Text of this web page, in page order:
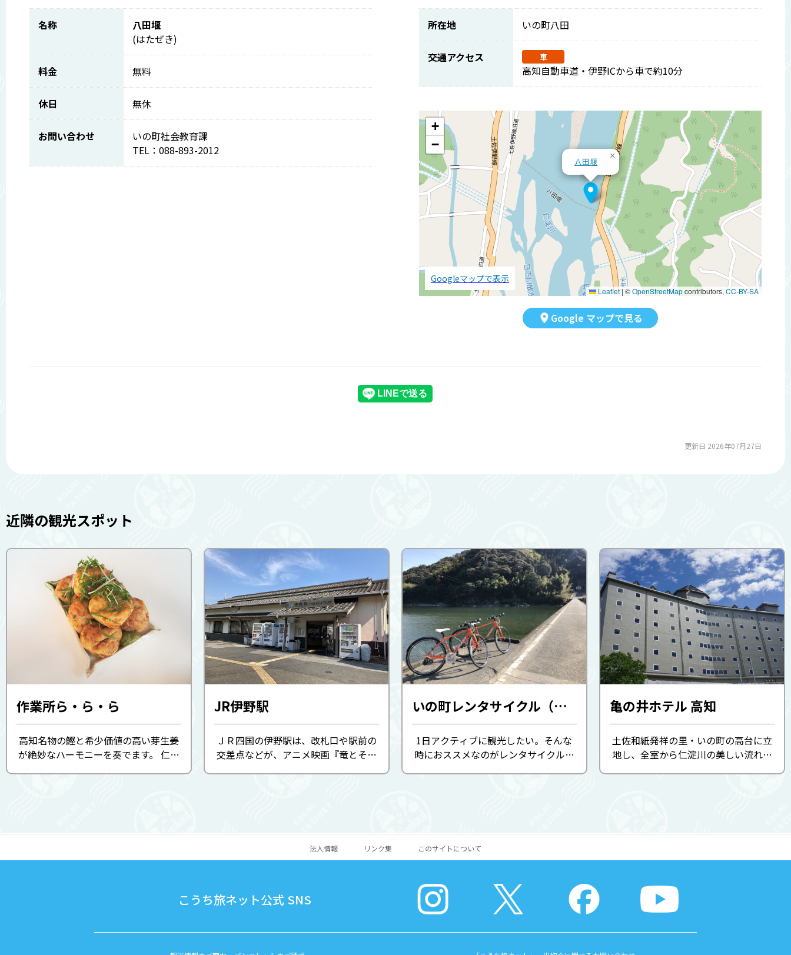
名称
八田堰
(はたぜき)
料金 無料
休日 無休
お問い合わせ
いの町社会教育課
TEL：088-893-2012
所在地 いの町八田
交通アクセス 車
高知自動車道・伊野ICから車で約10分
八田堰
×
+
−
Leaflet|©OpenStreetMapcontributors, CC-BY-SA
Googleマップで表示
Google マップで見る
更新日 2026年07月27日
近隣の観光スポット
作業所ら・ら・ら
高知名物の鰹と希少価値の高い芽生姜
が絶妙なハーモニーを奏でます。 仁淀
JR伊野駅
ＪＲ四国の伊野駅は、改札口や駅前の
交差点などが、アニメ映画『竜とそば
いの町レンタサイクル（いの町観光協会）
1日アクティブに観光したい。そんな
時におススメなのがレンタサイクル。
亀の井ホテル 高知
土佐和紙発祥の里・いの町の高台に立
地し、全室から仁淀川の美しい流れを
法人情報 リンク集 このサイトについて
こうち旅ネット公式 SNS